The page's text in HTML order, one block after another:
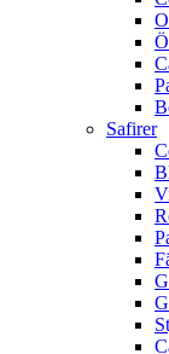
Safirer